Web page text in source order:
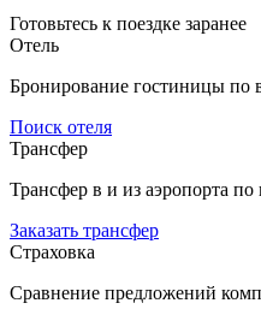
Готовьтесь к поездке заранее
Отель
Бронирование гостиницы по
Поиск отеля
Трансфер
Трансфер в и из аэропорта по
Заказать трансфер
Страховка
Сравнение предложений